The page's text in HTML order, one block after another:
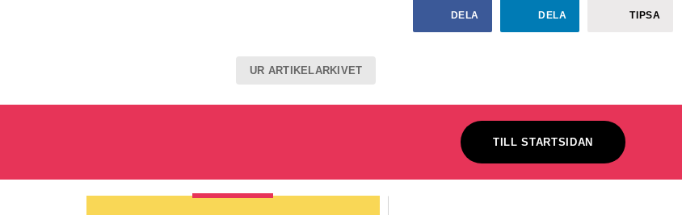
DELA DELA TIPSA
UR ARTIKELARKIVET
TILL STARTSIDAN